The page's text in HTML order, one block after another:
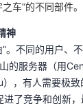
车”的不同部件。
神
。不同的用户、
的服务器（用
，有人需要极
了竞争和创新